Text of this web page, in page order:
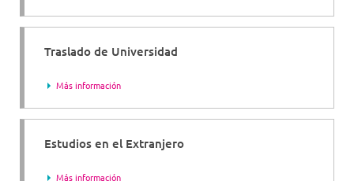
Traslado de Universidad
Más información
Estudios en el Extranjero
Más información